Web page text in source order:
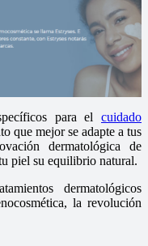
para el cuidado
que mejor se adapte a tus
dermatológica de
piel su equilibrio natural.
dermatológicos
la revolución